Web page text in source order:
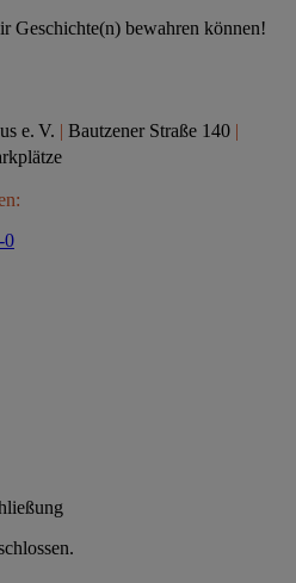
Geschichte(n) bewahren können!
e. V. | Bautzener Straße 140 |
0